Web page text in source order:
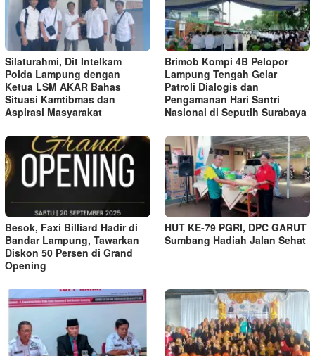
Silaturahmi, Dit Intelkam
Polda Lampung dengan
Ketua LSM AKAR Bahas
Situasi Kamtibmas dan
Aspirasi Masyarakat
Brimob Kompi 4B Pelopor
Lampung Tengah Gelar
Patroli Dialogis dan
Pengamanan Hari Santri
Nasional di Seputih Surabaya
Besok, Faxi Billiard Hadir di
Bandar Lampung, Tawarkan
Diskon 50 Persen di Grand
Opening
HUT KE-79 PGRI, DPC GARUT
Sumbang Hadiah Jalan Sehat